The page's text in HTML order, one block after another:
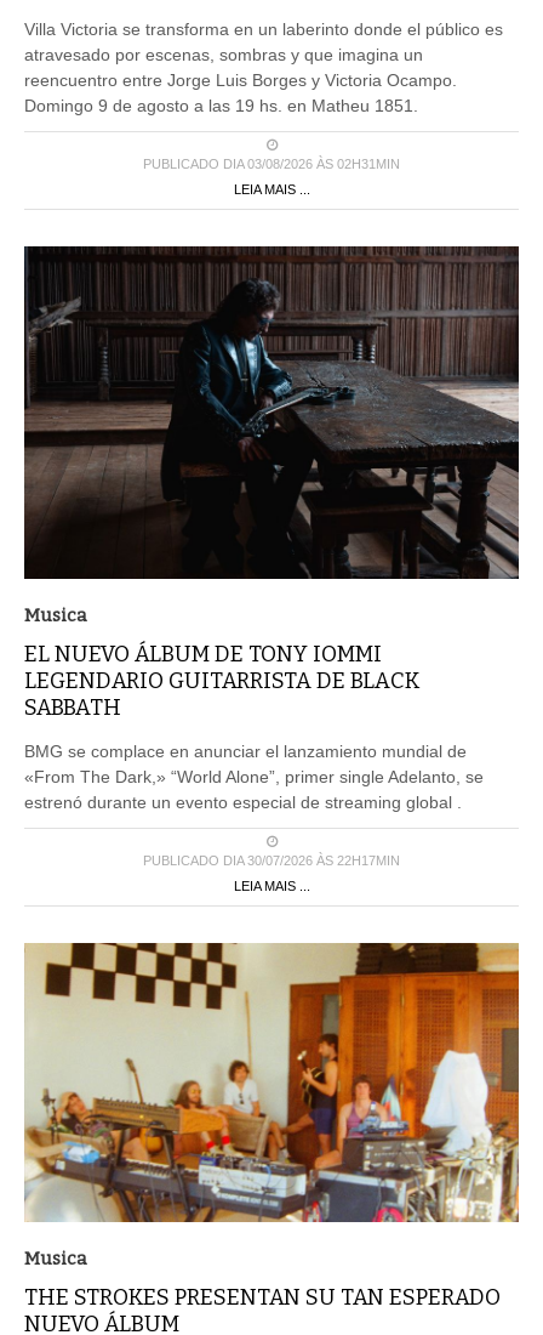
Villa Victoria se transforma en un laberinto donde el público es
atravesado por escenas, sombras y que imagina un
reencuentro entre Jorge Luis Borges y Victoria Ocampo.
Domingo 9 de agosto a las 19 hs. en Matheu 1851.
PUBLICADO DIA 03/08/2026 ÀS 02H31MIN
LEIA MAIS ...
Musica
EL NUEVO ÁLBUM DE TONY IOMMI
LEGENDARIO GUITARRISTA DE BLACK
SABBATH
BMG se complace en anunciar el lanzamiento mundial de
«From The Dark,» “World Alone”, primer single Adelanto, se
estrenó durante un evento especial de streaming global .
PUBLICADO DIA 30/07/2026 ÀS 22H17MIN
LEIA MAIS ...
Musica
THE STROKES PRESENTAN SU TAN ESPERADO
NUEVO ÁLBUM